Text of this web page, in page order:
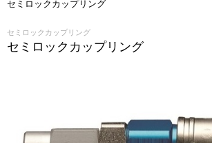
セミロックカップリング
セミロックカップリング
セミロックカップリング